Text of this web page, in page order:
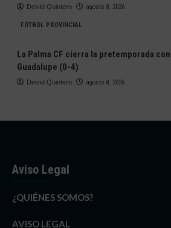
Deivid Quintero agosto 8, 2026
FÚTBOL PROVINCIAL
La Palma CF cierra la pretemporada
Guadalupe (0-4)
Deivid Quintero agosto 8, 2026
Aviso Legal
¿QUIÉNES SOMOS?
AVISO LEGAL